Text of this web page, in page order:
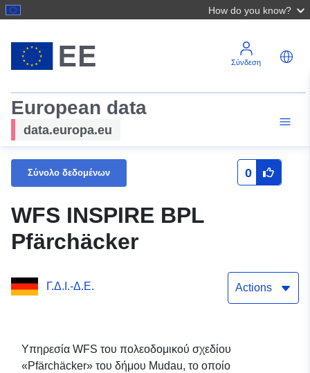
How do you know?
Σύνδεση
European data
data.europa.eu
Σύνολο δεδομένων 0
WFS INSPIRE BPL
Pfärchäcker
Γ.Δ.Ι.-Δ.Ε. Actions
Υπηρεσία WFS του πολεοδομικού σχεδίου
«Pfärchäcker» του δήμου Mudau, το οποίο